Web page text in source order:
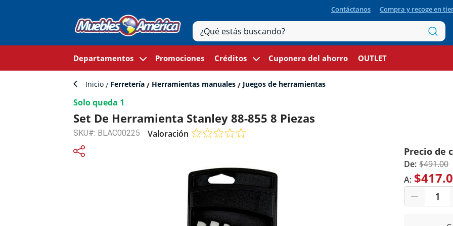
Contáctanos Compra y recoge en
Departamentos Promociones Créditos Cuponera del ahorro OUTLET
Inicio Ferretería Herramientas manuales Juegos de herramientas
Solo queda 1
Set De Herramienta Stanley 88-855 8 Piezas
SKU#: BLAC00225 Valoración
Precio de
De: $491.00
A:
1